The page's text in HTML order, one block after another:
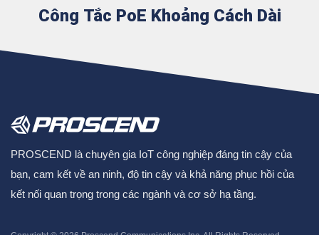
Công Tắc PoE Khoảng Cách Dài
PROSCEND là chuyên gia IoT công nghiệp đáng tin cậy của
bạn, cam kết về an ninh, độ tin cậy và khả năng phục hồi của
kết nối quan trọng trong các ngành và cơ sở hạ tầng.